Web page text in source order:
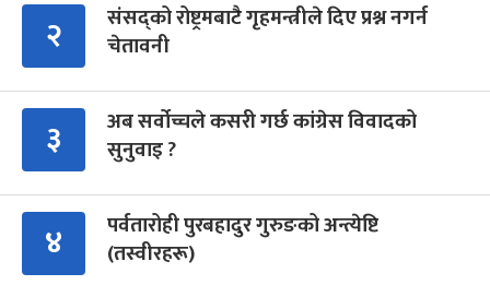
२
संसद्को रोष्ट्रमबाटै गृहमन्त्रीले दिए प्रश्न नगर्न
चेतावनी
३
अब सर्वोच्चले कसरी गर्छ कांग्रेस विवादको
सुनुवाइ ?
४
पर्वतारोही पुरबहादुर गुरुङको अन्त्येष्टि
(तस्वीरहरू)